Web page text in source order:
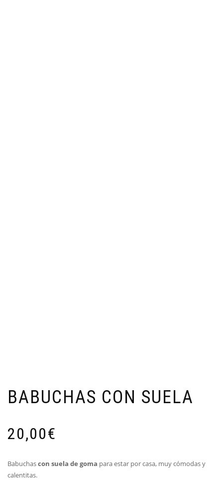
BABUCHAS CON SUELA
20,00€
Babuchascon suela de goma para estar por casa, muy cómodas y
calentitas.